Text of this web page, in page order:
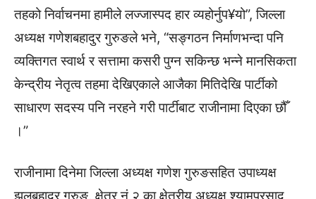
तहको निर्वाचनमा हामीले लज्जास्पद हार व्यहोर्नुप¥यो”, जिल्ला
अध्यक्ष गणेशबहादुर गुरुङले भने, “सङ्गठन निर्माणभन्दा पनि
व्यक्तिगत स्वार्थ र सत्तामा कसरी पुग्न सकिन्छ भन्ने मानसिकता
केन्द्रीय नेतृत्व तहमा देखिएकाले आजैका मितिदेखि पार्टीको
साधारण सदस्य पनि नरहने गरी पार्टीबाट राजीनामा दिएका छौँ
।”
राजीनामा दिनेमा जिल्ला अध्यक्ष गणेश गुरुङसहित उपाध्यक्ष